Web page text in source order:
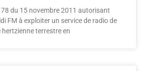
du 15 novembre 2011 autorisant
FM à exploiter un service de radio de
terrestre en